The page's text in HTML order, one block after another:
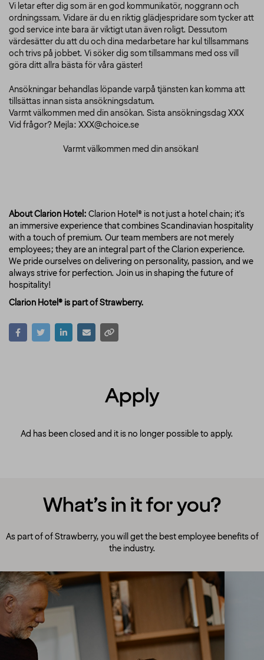
Vi letar efter dig som är en god kommunikatör, noggrann och
ordningssam. Vidare är du en riktig glädjespridare som tycker att
god service inte bara är viktigt utan även roligt. Dessutom
värdesätter du att du och dina medarbetare har kul tillsammans
och trivs på jobbet. Vi söker dig som tillsammans med oss vill
göra ditt allra bästa för våra gäster!
Ansökningar behandlas löpande varpå tjänsten kan komma att
tillsättas innan sista ansökningsdatum.
Varmt välkommen med din ansökan. Sista ansökningsdag XXX
Vid frågor? Mejla: XXX@choice.se
Varmt välkommen med din ansökan!
About Clarion Hotel: Clarion Hotel® is not just a hotel chain; it's
an immersive experience that combines Scandinavian hospitality
with a touch of premium. Our team members are not merely
employees; they are an integral part of the Clarion experience.
We pride ourselves on delivering on personality, passion, and we
always strive for perfection. Join us in shaping the future of
hospitality!
Clarion Hotel® is part of Strawberry.
Apply
Ad has been closed and it is no longer possible to apply.
What’s in it for you?
As part of of Strawberry, you will get the best employee benefits of
the industry.